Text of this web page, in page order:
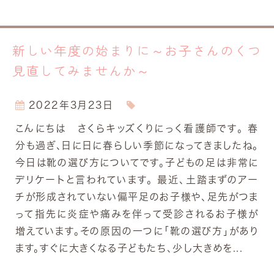
新しい年度の始まりに～お子さんのくつ
見直してみませんか～
2022年3月23日
こんにちは さくらキッズくりにっく看護師です。 春
分も過ぎ、日に日に春らしい季節になってきましたね。
今日は靴の選び方についてです。子どもの足は非常に
デリケートと言われています。 最近、土踏まずのアー
チが形成されていない偏平足のお子様や、足先がつま
って指先に炎症や痛みを伴って受診されるお子様が
増えています。その原因の一つに「靴の選び方」があり
ます。すぐに大きくなる子どもたち、少し大きめを...